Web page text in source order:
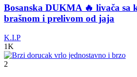
Bosanska DUKMA 🔥 livača sa
brašnom i prelivom od jaja
K.I.P
1K
2